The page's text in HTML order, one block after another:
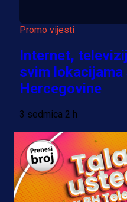
Promo vijesti
Internet,
svim lokacijama
Hercegovine
3 sedmica 2 h